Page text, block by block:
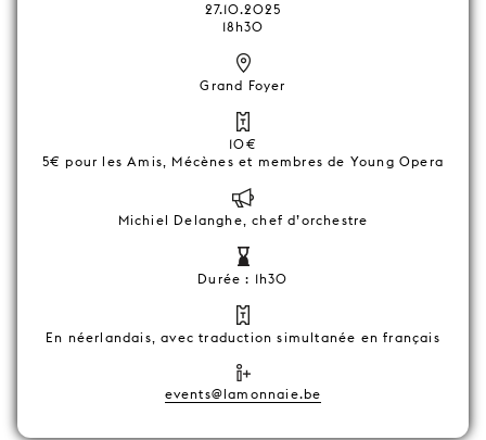
27.10.2025
18h30
Grand Foyer
10€
5€ pour les Amis, Mécènes et membres de Young Opera
Michiel Delanghe, chef d’orchestre
Durée : 1h30
En néerlandais, avec traduction simultanée en français
events@lamonnaie.be